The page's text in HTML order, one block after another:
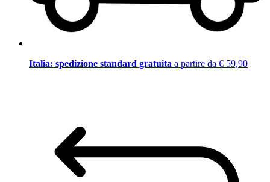
Italia: spedizione standard gratuita a partire da € 59,90